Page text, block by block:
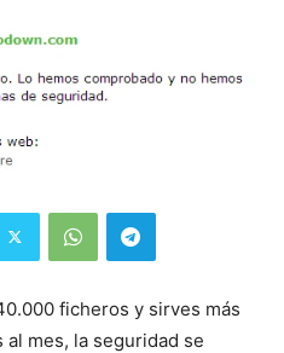
ficheros y sirves más
mes, la seguridad se